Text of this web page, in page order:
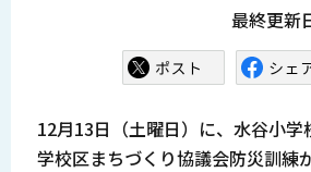
最終更新
12月13日（土曜日）に、水谷小学
学校区まちづくり協議会防災訓練